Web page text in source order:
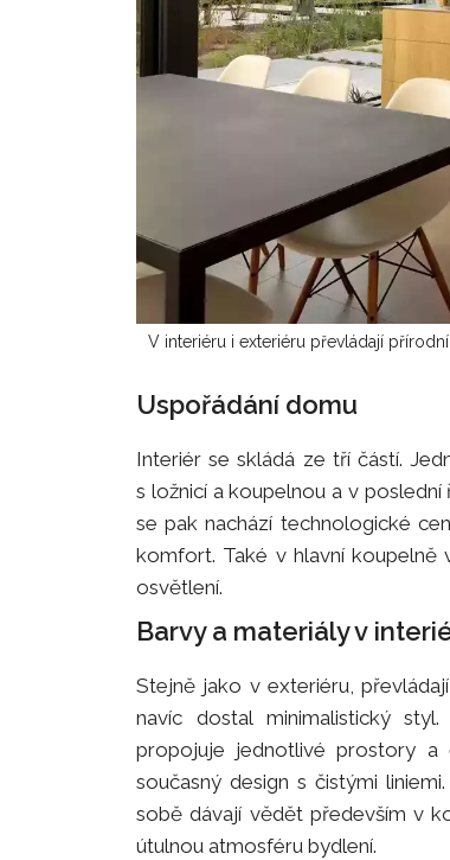
V interiéru i exteriéru převládají
Uspořádání domu
Interiér se skládá ze tří částí.
s ložnicí a koupelnou a v
se pak nachází technologické
komfort. Také v hlavní koupelně
osvětlení.
Barvy a materiály v
Stejně jako v exteriéru,
navíc dostal minimalistický
propojuje jednotlivé prostory a
současný design s čistými
sobě dávají vědět především v
útulnou atmosféru bydlení.